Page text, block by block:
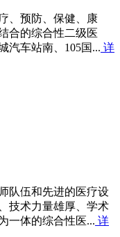
、预防、保健、康
合的综合性二级医
汽车站南、105国... 详
队伍和先进的医疗设
技术力量雄厚、学术
一体的综合性医... 详